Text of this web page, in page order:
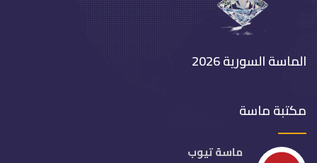
الماسة السورية 2026
مكتبة ماسة
ماسة تيوب